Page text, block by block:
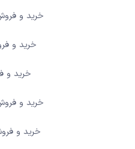
خرید و
خرید و
خرید و
خرید و
خرید و